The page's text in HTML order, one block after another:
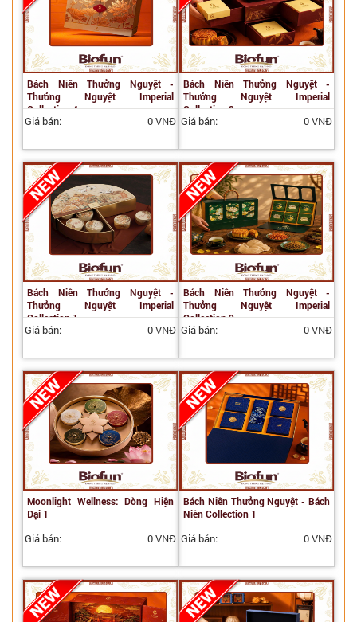
Bách Niên Thưởng Nguyệt -
Thưởng Nguyệt Imperial
Collection 4
Giá bán: 0 VNĐ
Bách Niên Thưởng Nguyệt -
Thưởng Nguyệt Imperial
Collection 3
Giá bán: 0 VNĐ
Bách Niên Thưởng Nguyệt -
Thưởng Nguyệt Imperial
Collection 1
Giá bán: 0 VNĐ
Bách Niên Thưởng Nguyệt -
Thưởng Nguyệt Imperial
Collection 2
Giá bán: 0 VNĐ
Moonlight Wellness: Dòng Hiện
Đại 1
Giá bán: 0 VNĐ
Bách Niên Thưởng Nguyệt - Bách
Niên Collection 1
Giá bán: 0 VNĐ